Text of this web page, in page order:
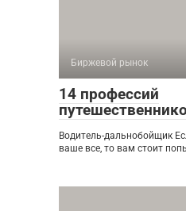
Биржевой рынок
14 профессий
Водитель-дальнобойщик
ваше все, то вам стоит